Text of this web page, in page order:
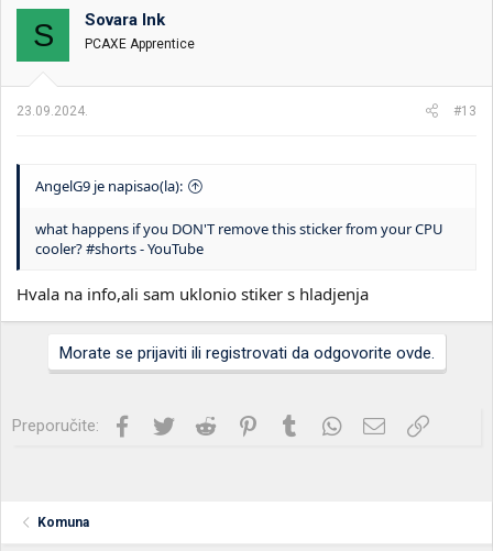
o
v
a
n
:
S Sovara Ink
PCAXE Apprentice
23.09.2024. #13
AngelG9 je napisao(la):
what happens if you DON'T remove this sticker from your CPU
cooler? #shorts - YouTube
Hvala na info,ali sam uklonio stiker s hladjenja
Morate se prijaviti ili registrovati da odgovorite ovde.
Preporučite: Facebook
Twitter Reddit PinterestTumblrWhatsApp
Imejl Link
Komuna